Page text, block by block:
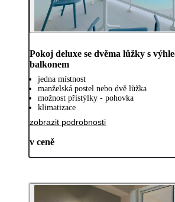
Pokoj deluxe se dvěma lůžky s
balkonem
jedna místnost
manželská postel nebo dvě lůžka
možnost přistýlky - pohovka
klimatizace
zobrazit podrobnosti
v ceně